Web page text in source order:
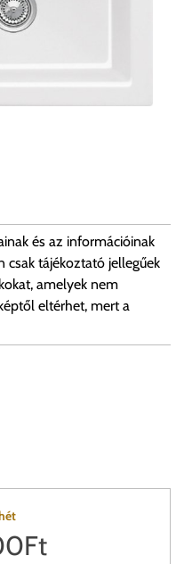
és az információinak
csak tájékoztató jellegűek
amelyek nem
eltérhet, mert a
Ft